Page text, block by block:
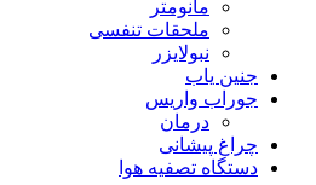
مانومتر
ملحقات تنفسی
نبولایزر
جنین یاب
جوراب واریس
درمان
چراغ پیشانی
دستگاه تصفیه هوا